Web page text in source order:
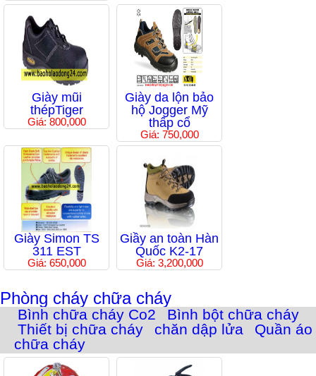
Giày mũi
thépTiger
Giá: 800,000
Giày da lộn bảo
hộ Jogger Mỹ
thấp cổ
Giá: 750,000
Giày Simon TS
311 EST
Giá: 650,000
Giầy an toàn Hàn
Quốc K2-17
Giá: 3,200,000
Phòng cháy chữa cháy
Bình chữa cháy Co2
Bình bột chữa cháy
Thiết bị chữa cháy
chăn dập lửa
Quần áo
chữa cháy